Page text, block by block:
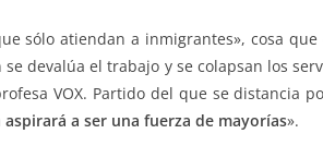
sólo atiendan a inmigrantes», cosa
devalúa el trabajo y se colapsan los
VOX. Partido del que se distancia
aspirará a ser una fuerza de mayorías».